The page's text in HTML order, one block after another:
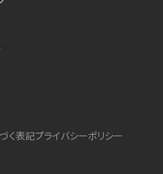
く表記プライバシーポリシー